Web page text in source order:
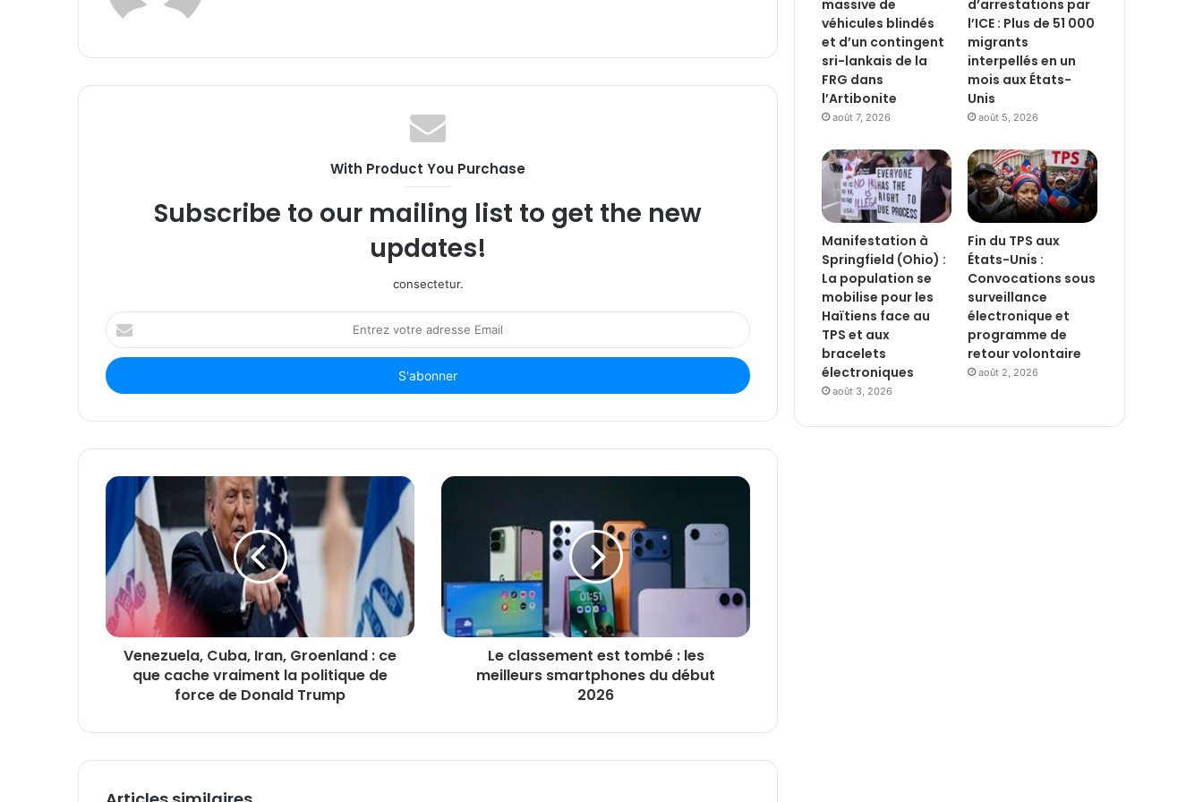
With Product You Purchase
Subscribe to our mailing list to get the new
updates!
consectetur.
Entrez
votre
adresse
Email
Venezuela, Cuba, Iran, Groenland : ce
que cache vraiment la politique de
force de Donald Trump
Le classement est tombé : les
meilleurs smartphones du début
2026
massive de
véhicules blindés
et d’un contingent
sri-lankais de la
FRG dans
l’Artibonite
août 7, 2026
d’arrestations par
l’ICE : Plus de 51 000
migrants
interpellés en un
mois aux États-
Unis
août 5, 2026
Manifestation à
Springfield (Ohio) :
La population se
mobilise pour les
Haïtiens face au
TPS et aux
bracelets
électroniques
août 3, 2026
Fin du TPS aux
États-Unis :
Convocations sous
surveillance
électronique et
programme de
retour volontaire
août 2, 2026